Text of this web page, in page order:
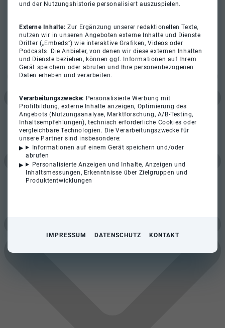
und der Nutzungshistorie personalisiert auszuspielen.
Externe Inhalte:Zur Ergänzung unserer redaktionellen Texte,
nutzen wir in unseren Angeboten externe Inhalte und Dienste
Dritter („Embeds“) wie interaktive Grafiken, Videos oder
Podcasts. Die Anbieter, von denen wir diese externen Inhalten
und Dienste beziehen, können ggf. Informationen auf Ihrem
Gerät speichern oder abrufen und Ihre personenbezogenen
Daten erheben und verarbeiten.
Verarbeitungszwecke: Personalisierte Werbung mit
Profilbildung, externe Inhalte anzeigen, Optimierung des
Angebots (Nutzungsanalyse, Marktforschung, A/B-Testing,
Inhaltsempfehlungen), technisch erforderliche Cookies oder
vergleichbare Technologien. Die Verarbeitungszwecke für
unsere Partner sind insbesondere:
Informationen auf einem Gerät speichern und/oder
abrufen
Personalisierte Anzeigen und Inhalte, Anzeigen und
Inhaltsmessungen, Erkenntnisse über Zielgruppen und
Produktentwicklungen
IMPRESSUM DATENSCHUTZ KONTAKT